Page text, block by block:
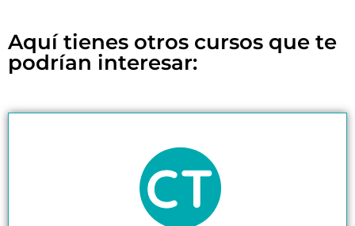
Aquí tienes otros cursos que te
podrían interesar: